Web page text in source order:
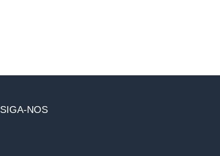
SIGA-NOS